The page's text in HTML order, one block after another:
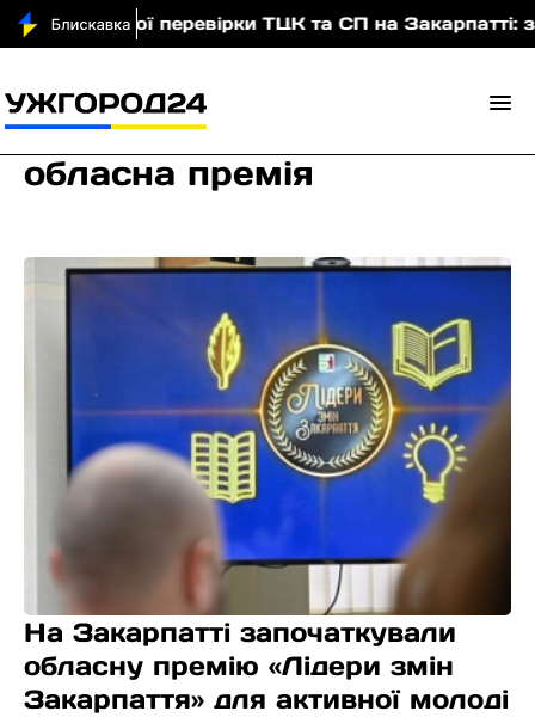
перевірки ТЦК та СП на Закарпатті:
обласна премія
На Закарпатті започаткували
обласну премію «Лідери змін
Закарпаття» для активної молоді